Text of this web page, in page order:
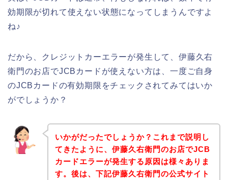
効期限が切れて使えない状態になってしまうんですよ
ね♪
だから、クレジットカーエラーが発生して、伊藤久右
衛門のお店でJCBカードが使えない方は、一度ご自身
のJCBカードの有効期限をチェックされてみてはいか
がでしょうか？
いかがだったでしょうか？これまで説明し
てきたように、伊藤久右衛門のお店でJCB
カードエラーが発生する原因は様々ありま
す。後は、下記伊藤久右衛門の公式サイト